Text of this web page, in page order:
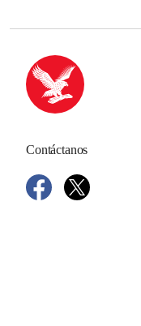
Contáctanos